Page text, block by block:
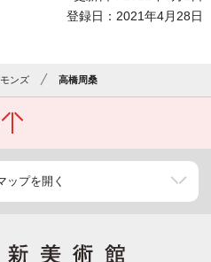
登録日：2021年4月28日
ンズ 高橋周桑
ップを開く